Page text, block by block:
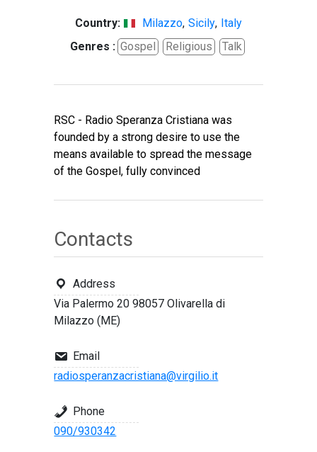
Country: Milazzo, Sicily, Italy
Genres : Gospel Religious Talk
RSC - Radio Speranza Cristiana was
founded by a strong desire to use the
means available to spread the message
of the Gospel, fully convinced
Contacts
Address
Via Palermo 20 98057 Olivarella di
Milazzo (ME)
Email
radiosperanzacristiana@virgilio.it
Phone
090/930342